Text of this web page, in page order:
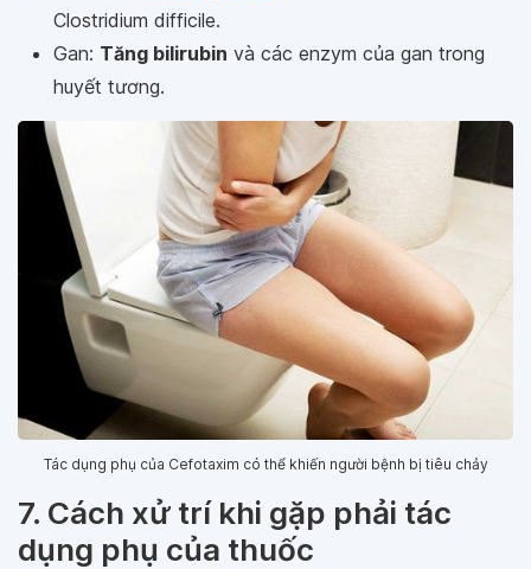
Clostridium difficile.
Gan: Tăng bilirubin và các enzym của gan trong
huyết tương.
Tác dụng phụ của Cefotaxim có thể khiến người bệnh bị tiêu chảy
7. Cách xử trí khi gặp phải tác
dụng phụ của thuốc